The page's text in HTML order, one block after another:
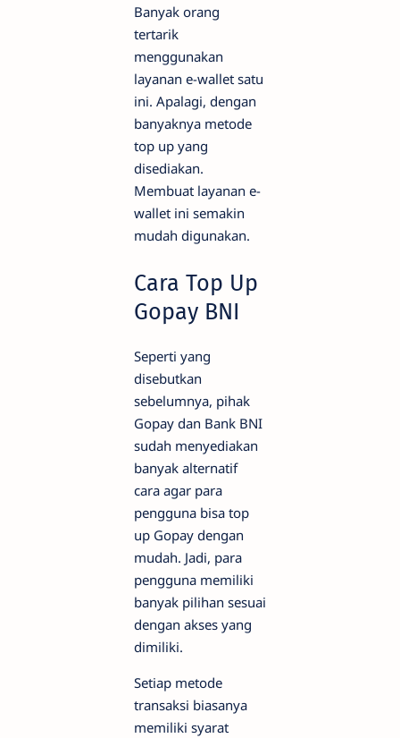
Banyak orang
tertarik
menggunakan
layanan e-wallet satu
ini. Apalagi, dengan
banyaknya metode
top up yang
disediakan.
Membuat layanan e-
wallet ini semakin
mudah digunakan.
Cara Top Up
Gopay BNI
Seperti yang
disebutkan
sebelumnya, pihak
Gopay dan Bank BNI
sudah menyediakan
banyak alternatif
cara agar para
pengguna bisa top
up Gopay dengan
mudah. Jadi, para
pengguna memiliki
banyak pilihan sesuai
dengan akses yang
dimiliki.
Setiap metode
transaksi biasanya
memiliki syarat